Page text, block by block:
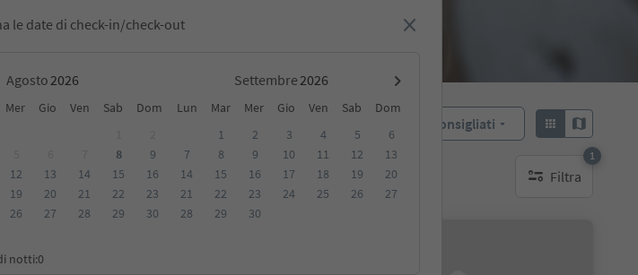
le date di check-in/check-out
Agosto Settembre
Mer Gio Ven Sab Dom Lun Mar Mer Gio Ven Sab
Dom
8
9
12 13 14 15
16
19 20 21 22
23
26 27 28 29
30
1 2 3 4 5
6
7
8 9 10 11 12
13
14
15 16 17 18 19
20
21
22 23 24 25 26
27
28
29 30
notti:0
Consigliati
Trattamento Alloggi sostenibili Filtra
1
1 filtro attivo